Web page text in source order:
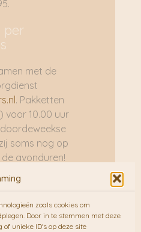
zoals cookies om
Door in te stemmen met deze
unieke ID's op deze site
per
met de
. Pakketten
voor 10.00 uur
soms nog op
avonduren!
de volgende
ook echt